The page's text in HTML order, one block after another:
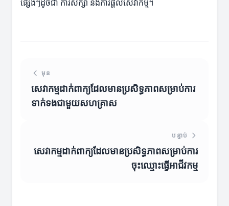
ផ្សេងៗដូចជា ការសិក្សា និងការផ្តល់សេវាកម្ម។
មុន
សេវាកម្មដាក់ពាក្យដែលមានប្រសិទ្ធភាពសម្រាប់ការ
ទាក់ទងជាមួយសហគ្រាស
បន្ទាប់
សេវាកម្មដាក់ពាក្យដែលមានប្រសិទ្ធភាពសម្រាប់ការ
ចុះឈ្មោះធ្វើអាជីវកម្ម